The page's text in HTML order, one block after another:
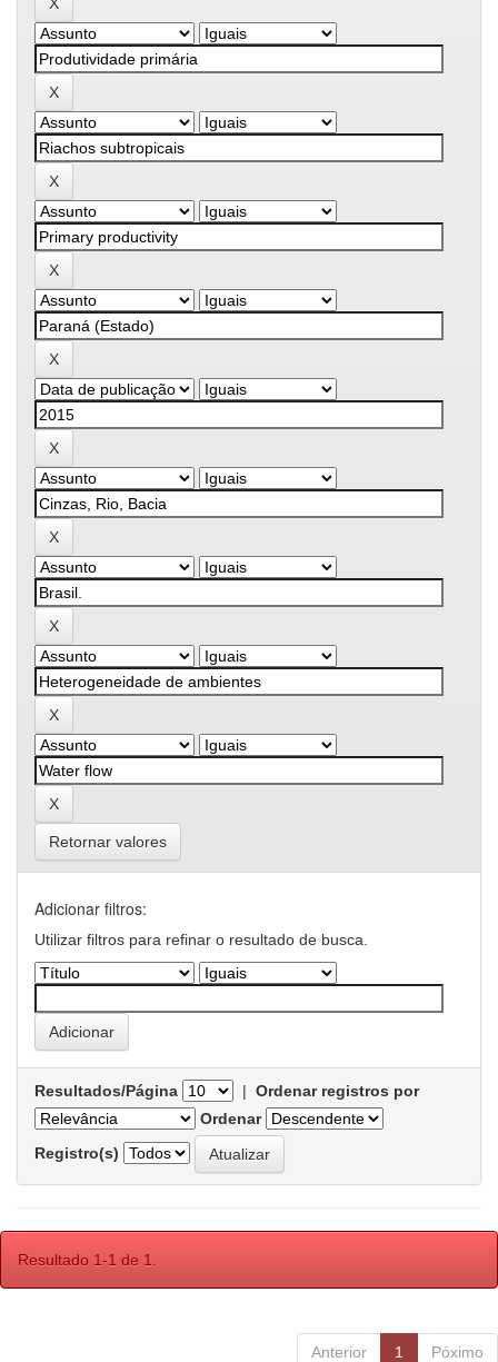
Retornar valores
Adicionar filtros:
Utilizar filtros para refinar o resultado de busca.
Resultados/Página | Ordenar registros por
Ordenar
Registro(s)
Resultado 1-1 de 1.
Anterior 1 Póximo